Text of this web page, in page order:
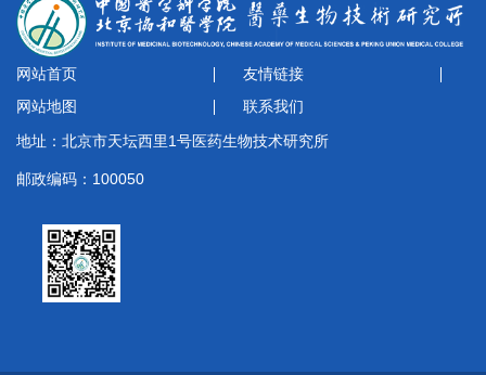
网站首页
友情链接
网站地图
联系我们
地址：北京市天坛西里1号医药生物技术研究所
邮政编码：100050